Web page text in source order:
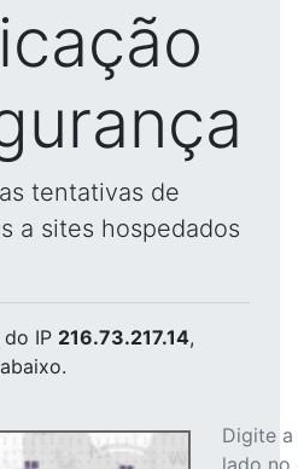
tentativas de
a sites hospedados
do IP 216.73.217.14,
Digite
lado no